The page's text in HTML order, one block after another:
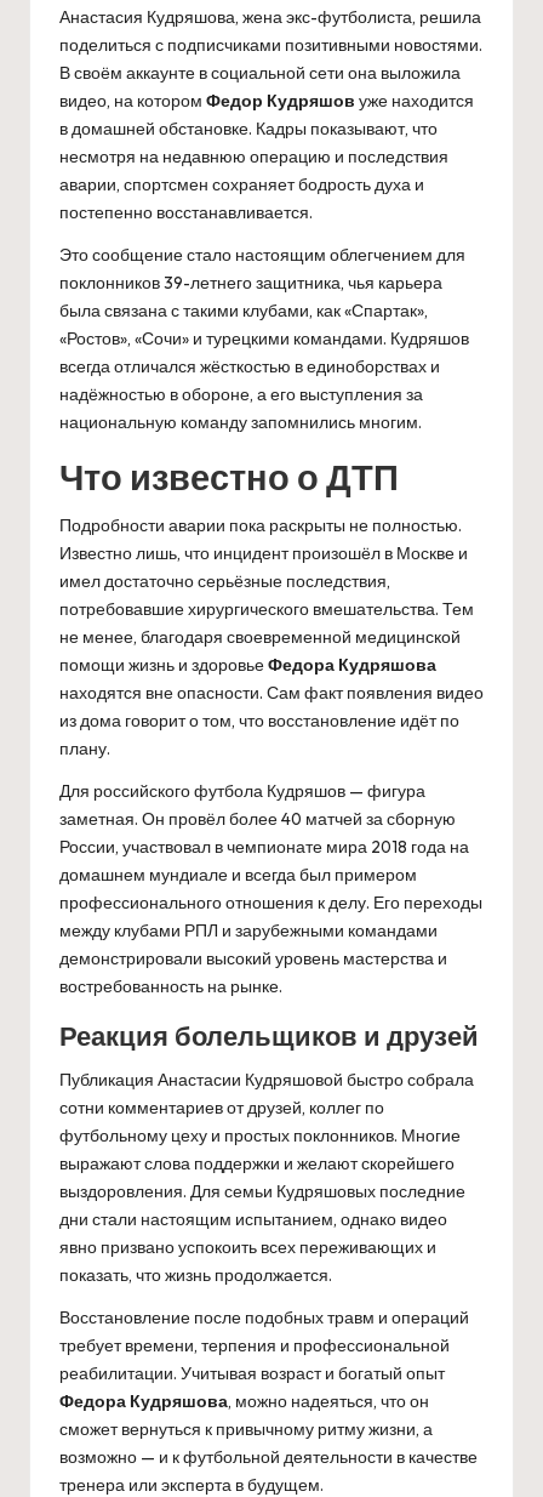
Анастасия Кудряшова, жена экс-футболиста, решила
поделиться с подписчиками позитивными новостями.
В своём аккаунте в социальной сети она выложила
видео, на котором Федор Кудряшов уже находится
в домашней обстановке. Кадры показывают, что
несмотря на недавнюю операцию и последствия
аварии, спортсмен сохраняет бодрость духа и
постепенно восстанавливается.
Это сообщение стало настоящим облегчением для
поклонников 39-летнего защитника, чья карьера
была связана с такими клубами, как «Спартак»,
«Ростов», «Сочи» и турецкими командами. Кудряшов
всегда отличался жёсткостью в единоборствах и
надёжностью в обороне, а его выступления за
национальную команду запомнились многим.
Что известно о ДТП
Подробности аварии пока раскрыты не полностью.
Известно лишь, что инцидент произошёл в Москве и
имел достаточно серьёзные последствия,
потребовавшие хирургического вмешательства. Тем
не менее, благодаря своевременной медицинской
помощи жизнь и здоровьеФедора Кудряшова
находятся вне опасности. Сам факт появления видео
из дома говорит о том, что восстановление идёт по
плану.
Для российского футбола Кудряшов — фигура
заметная. Он провёл более 40 матчей за сборную
России, участвовал в чемпионате мира 2018 года на
домашнем мундиале и всегда был примером
профессионального отношения к делу. Его переходы
между клубами РПЛ и зарубежными командами
демонстрировали высокий уровень мастерства и
востребованность на рынке.
Реакция болельщиков и друзей
Публикация Анастасии Кудряшовой быстро собрала
сотни комментариев от друзей, коллег по
футбольному цеху и простых поклонников. Многие
выражают слова поддержки и желают скорейшего
выздоровления. Для семьи Кудряшовых последние
дни стали настоящим испытанием, однако видео
явно призвано успокоить всех переживающих и
показать, что жизнь продолжается.
Восстановление после подобных травм и операций
требует времени, терпения и профессиональной
реабилитации. Учитывая возраст и богатый опыт
Федора Кудряшова, можно надеяться, что он
сможет вернуться к привычному ритму жизни, а
возможно — и к футбольной деятельности в качестве
тренера или эксперта в будущем.